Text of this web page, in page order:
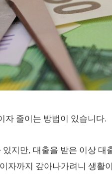
자 줄이는 방법이 있습니다.
지만, 대출을 받은 이상 대
자까지 갚아나가려니 생활